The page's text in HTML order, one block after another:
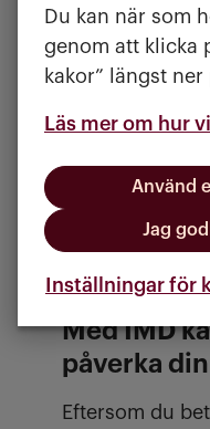
Du kan när som
genom att klicka
kakor” längst
Läs mer om hur
Använd
Jag
Inställningar för
Det nya
hyresavi i
priset gäller
april. På din
vatten du har
Med IMD
påverka
Eftersom du